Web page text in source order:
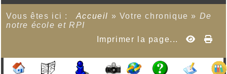
Vous êtes ici : Accueil » Votre chronique » De
notre école et RPI
Imprimer la page...